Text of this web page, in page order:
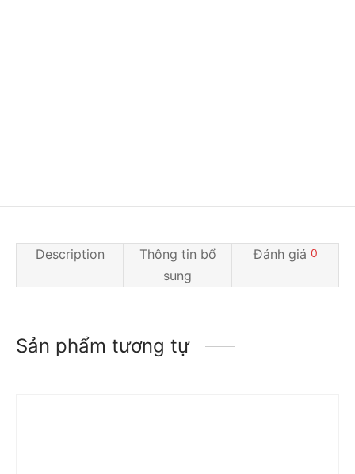
Description
Thông tin bổ
sung
Đánh giá 0
Sản phẩm tương tự